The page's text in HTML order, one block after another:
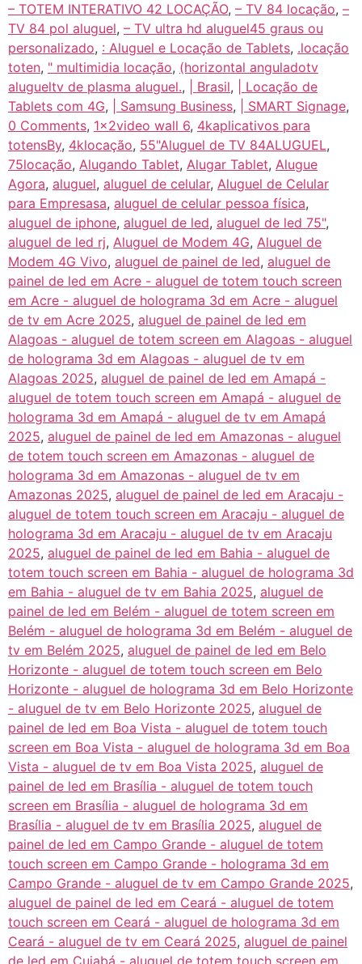
– TOTEM INTERATIVO 42 LOCAÇÃO, – TV 84 locação, –
TV 84 pol aluguel, – TV ultra hd aluguel45 graus ou
personalizado, : Aluguel e Locação de Tablets, .locação
toten, " multimidia locação, (horizontal anguladotv
alugueltv de plasma aluguel., | Brasil,
| Locação de
Tablets com 4G, | Samsung Business, | SMART Signage,
0 Comments, 1x2video wall 6, 4kaplicativos para
totensBy, 4klocação, 55"Aluguel de TV 84ALUGUEL,
75locação, Alugando Tablet, Alugar Tablet, Alugue
Agora, aluguel, aluguel de celular, Aluguel de Celular
para Empresasa, aluguel de celular pessoa física,
aluguel de iphone, aluguel de led, aluguel de led 75",
aluguel de led rj, Aluguel de Modem 4G, Aluguel de
Modem 4G Vivo, aluguel de painel de led, aluguel de
painel de led em Acre - aluguel de totem touch screen
em Acre - aluguel de holograma 3d em Acre - aluguel
de tv em Acre 2025, aluguel de painel de led em
Alagoas - aluguel de totem screen em Alagoas - aluguel
de holograma 3d em Alagoas - aluguel de tv em
Alagoas 2025, aluguel de painel de led em Amapá -
aluguel de totem touch screen em Amapá - aluguel de
holograma 3d em Amapá - aluguel de tv em Amapá
2025, aluguel de painel de led em Amazonas - aluguel
de totem touch screen em Amazonas - aluguel de
holograma 3d em Amazonas - aluguel de tv em
Amazonas 2025, aluguel de painel de led em Aracaju -
aluguel de totem touch screen em Aracaju - aluguel de
holograma 3d em Aracaju - aluguel de tv em Aracaju
2025, aluguel de painel de led em Bahia - aluguel de
totem touch screen em Bahia - aluguel de holograma 3d
em Bahia - aluguel de tv em Bahia 2025, aluguel de
painel de led em Belém - aluguel de totem screen em
Belém - aluguel de holograma 3d em Belém - aluguel de
tv em Belém 2025, aluguel de painel de led em Belo
Horizonte - aluguel de totem touch screen em Belo
Horizonte - aluguel de holograma 3d em Belo Horizonte
- aluguel de tv em Belo Horizonte 2025, aluguel de
painel de led em Boa Vista - aluguel de totem touch
screen em Boa Vista - aluguel de holograma 3d em Boa
Vista - aluguel de tv em Boa Vista 2025, aluguel de
painel de led em Brasília - aluguel de totem touch
screen em Brasília - aluguel de holograma 3d em
Brasília - aluguel de tv em Brasília 2025, aluguel de
painel de led em Campo Grande - aluguel de totem
touch screen em Campo Grande - holograma 3d em
Campo Grande - aluguel de tv em Campo Grande 2025,
aluguel de painel de led em Ceará - aluguel de totem
touch screen em Ceará - aluguel de holograma 3d em
Ceará - aluguel de tv em Ceará 2025, aluguel de painel
de led em Cuiabá - aluguel de totem touch screen em